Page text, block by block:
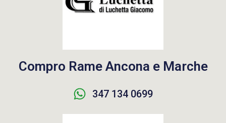
Compro Rame Ancona e Marche
347 134 0699